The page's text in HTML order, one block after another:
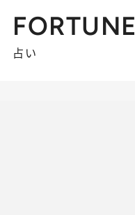
FORTUNE
占い